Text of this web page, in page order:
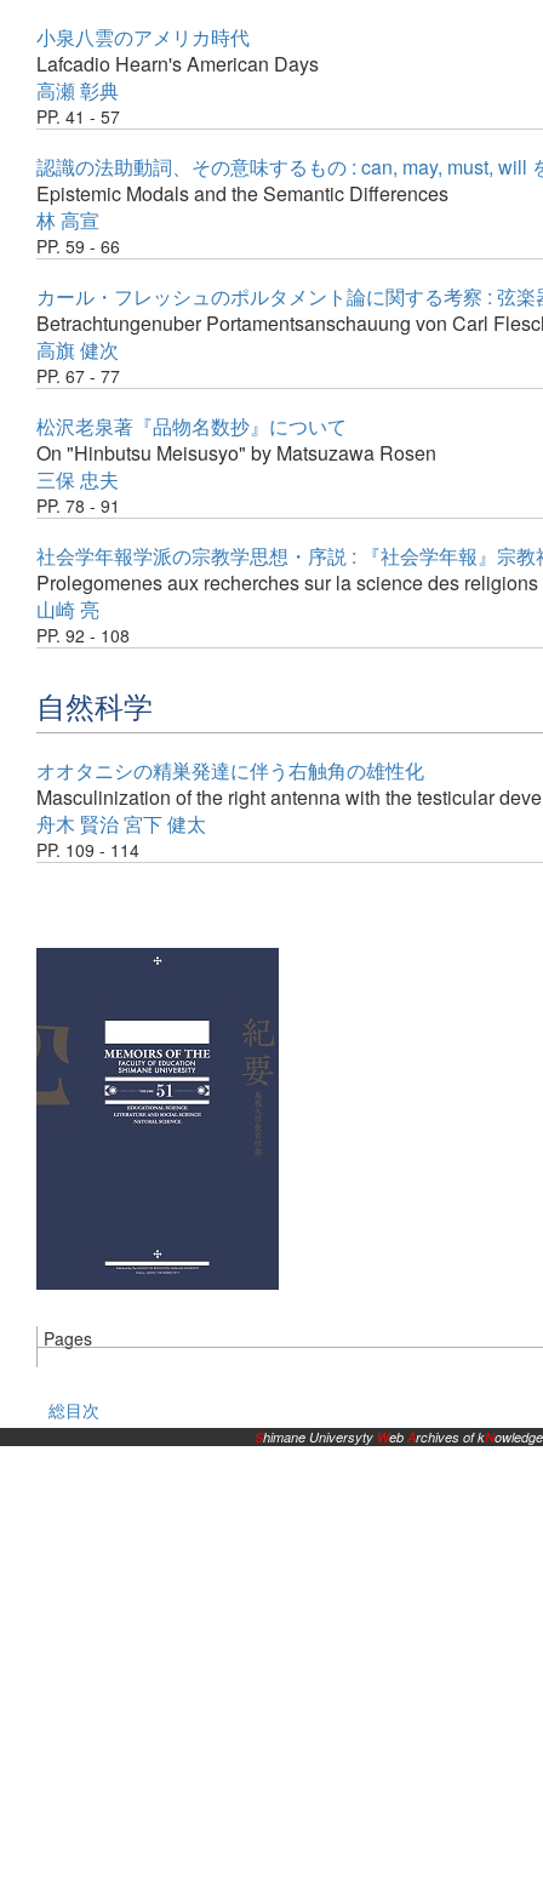
小泉八雲のアメリカ時代
Lafcadio Hearn's American Days
高瀬 彰典
PP. 41 - 57
認識の法助動詞、その意味するもの : can, may, must, will
Epistemic Modals and the Semantic Differences
林 高宣
PP. 59 - 66
カール・フレッシュのポルタメント論に関する考察 : 弦
Betrachtungenuber Portamentsanschauung von Carl
高旗 健次
PP. 67 - 77
松沢老泉著『品物名数抄』について
On "Hinbutsu Meisusyo" by Matsuzawa Rosen
三保 忠夫
PP. 78 - 91
社会学年報学派の宗教学思想・序説 : 『社会学年報』宗
Prolegomenes aux recherches sur la science des
山崎 亮
PP. 92 - 108
自然科学
オオタニシの精巣発達に伴う右触角の雄性化
Masculinization of the right antenna with the testicular
舟木 賢治宮下 健太
PP. 109 - 114
Pages
総目次
Shimane Universyty WebArchives of kNowledge